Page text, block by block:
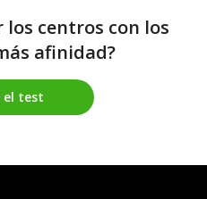
los centros con los
afinidad?
el test